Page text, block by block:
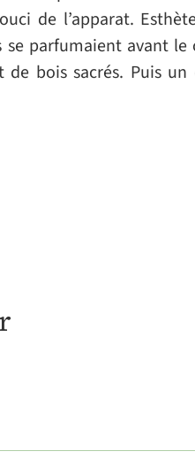
de l’apparat.
parfumaient avant
bois sacrés. Puis